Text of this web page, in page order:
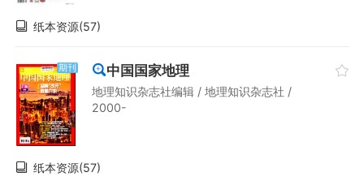
纸本资源(57)
期刊 中国国家地理
地理知识杂志社编辑 / 地理知识杂志社 /
2000-
纸本资源(57)